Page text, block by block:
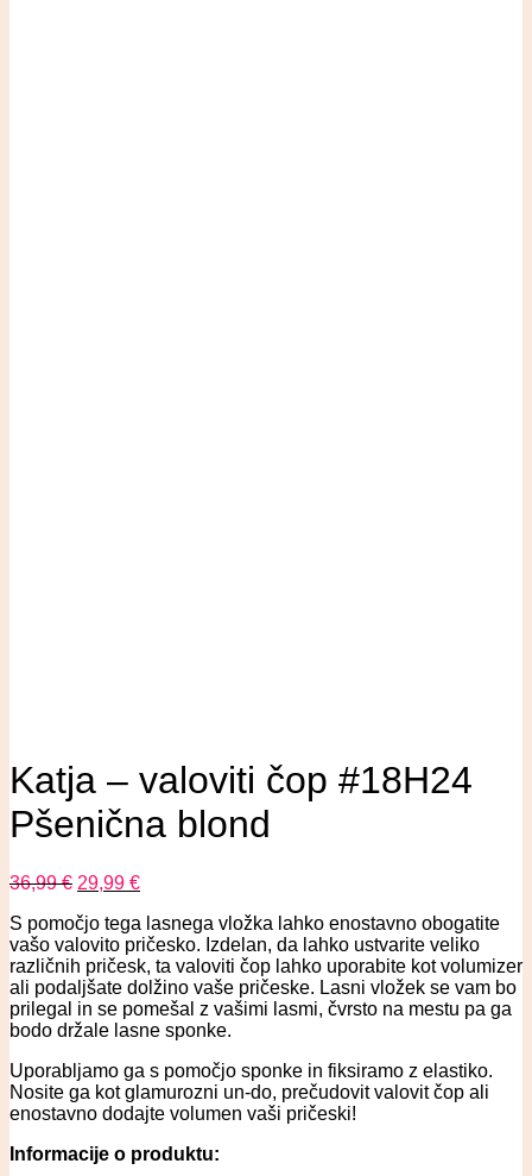
Katja – valoviti čop #18H24
Pšenična blond
36,99€ 29,99 €
S pomočjo tega lasnega vložka lahko enostavno obogatite
vašo valovito pričesko. Izdelan, da lahko ustvarite veliko
različnih pričesk, ta valoviti čop lahko uporabite kot volumizer
ali podaljšate dolžino vaše pričeske. Lasni vložek se vam bo
prilegal in se pomešal z vašimi lasmi, čvrsto na mestu pa ga
bodo držale lasne sponke.
Uporabljamo ga s pomočjo sponke in fiksiramo z elastiko.
Nosite ga kot glamurozni un-do, prečudovit valovit čop ali
enostavno dodajte volumen vaši pričeski!
Informacije o produktu: